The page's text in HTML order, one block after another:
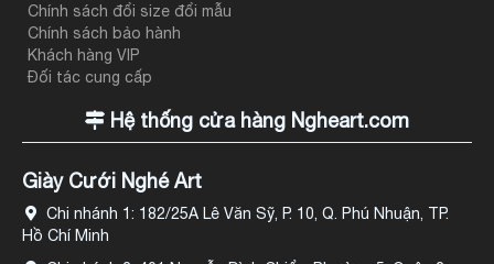
Chính sách đổi size đổi mẫu
Chính sách bảo hành
Khách hàng VIP
Đối tác cung cấp
Hệ thống cửa hàng Ngheart.com
Giày Cưới Nghé Art
Chi nhánh 1: 182/25A Lê Văn Sỹ, P. 10, Q. Phú Nhuận, TP.
Hồ Chí Minh